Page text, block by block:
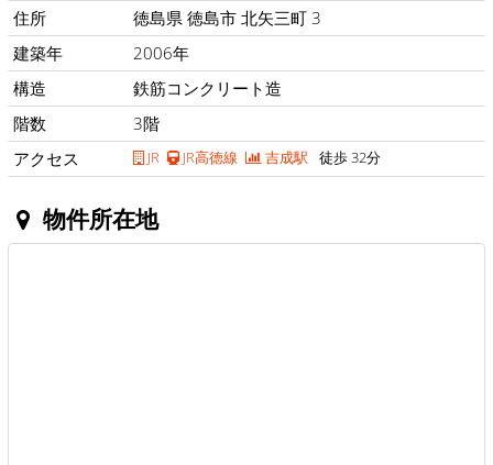
住所
徳島県 徳島市 北矢三町 3
建築年
2006年
構造
鉄筋コンクリート造
階数
3階
アクセス
JR JR高徳線 吉成駅 徒歩 32分
物件所在地